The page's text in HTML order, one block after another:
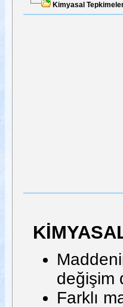
Kimyasal
değişim
Farklı